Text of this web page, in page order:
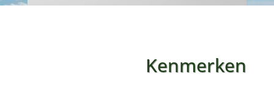
Kenmerken